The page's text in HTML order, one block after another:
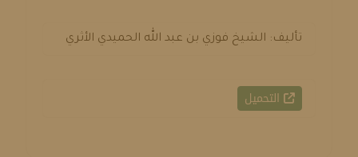
تأليف: الشيخ فوزي بن عبد الله الحميدي الأثري
التحميل